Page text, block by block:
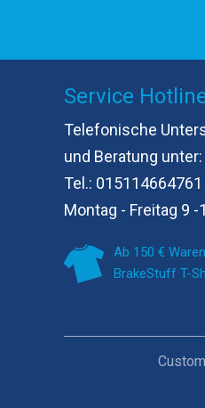
Service
Telefonische
und Beratung unter:
Tel.: 015114664761
Montag - Freitag 9 -
Ab 150 €
BrakeStuff T-